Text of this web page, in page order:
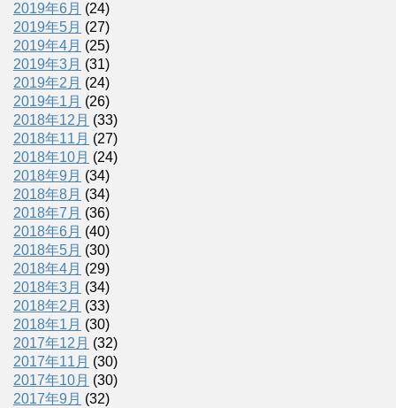
2019年6月 (24)
2019年5月 (27)
2019年4月 (25)
2019年3月 (31)
2019年2月 (24)
2019年1月 (26)
2018年12月 (33)
2018年11月 (27)
2018年10月 (24)
2018年9月 (34)
2018年8月 (34)
2018年7月 (36)
2018年6月 (40)
2018年5月 (30)
2018年4月 (29)
2018年3月 (34)
2018年2月 (33)
2018年1月 (30)
2017年12月 (32)
2017年11月 (30)
2017年10月 (30)
2017年9月 (32)